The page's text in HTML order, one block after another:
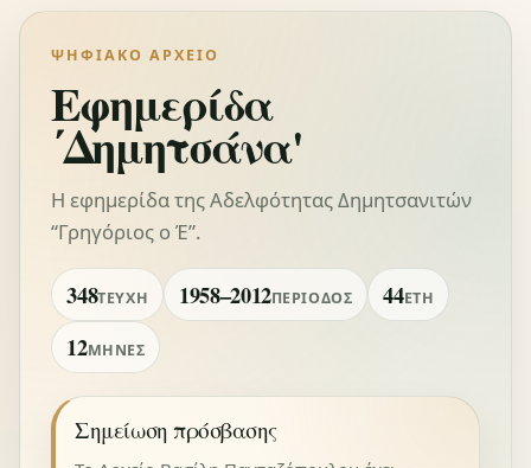
ΨΗΦΙΑΚΌ ΑΡΧΕΊΟ
Εφημερίδα
΄Δημητσάνα'
Η εφημερίδα της Αδελφότητας Δημητσανιτών
“Γρηγόριος ο Έ”.
348ΤΕΎΧΗ 1958–2012ΠΕΡΊΟΔΟΣ 44ΈΤΗ
12ΜΉΝΕΣ
Σημείωση πρόσβασης